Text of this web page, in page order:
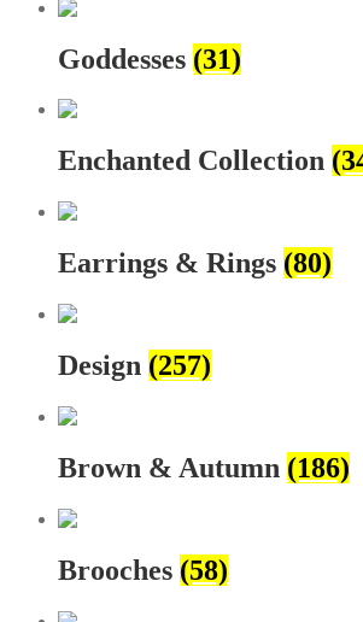
Goddesses (31)
Enchanted Collection
Earrings & Rings (80)
Design (257)
Brown & Autumn (186)
Brooches (58)